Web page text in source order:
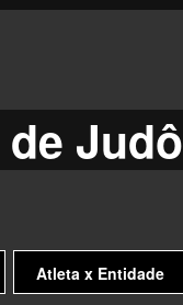
Judô
Atleta x Entidade